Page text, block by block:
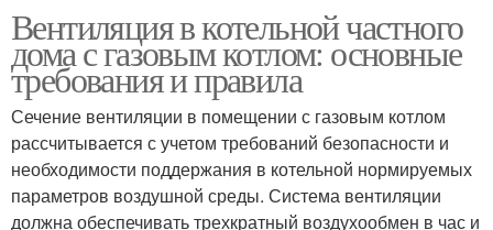
Вентиляция в котельной частного
дома с газовым котлом: основные
требования и правила
Сечение вентиляции в помещении с газовым котлом
рассчитывается с учетом требований безопасности и
необходимости поддержания в котельной нормируемых
параметров воздушной среды. Система вентиляции
должна обеспечивать трехкратный воздухообмен в час и